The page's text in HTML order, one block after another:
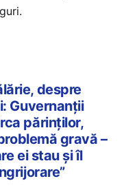
despre
Guvernanții
părinților,
gravă –
ei stau și îl